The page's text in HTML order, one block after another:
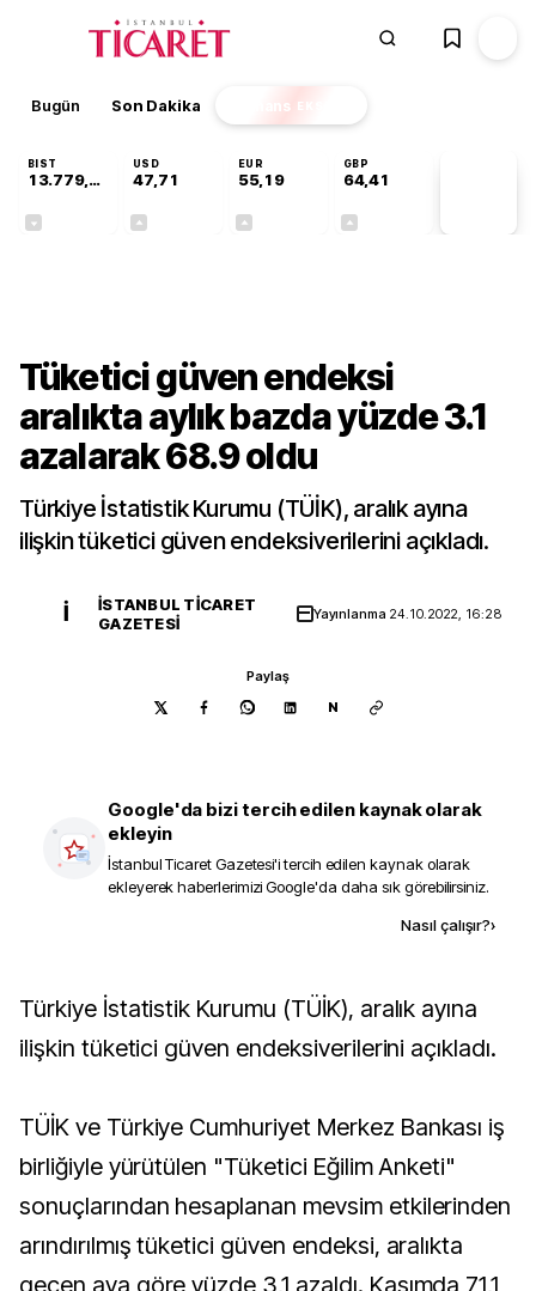
Bugün Son Dakika Finans EKSTRA
BIST
13.779,39
USD
47,71
EUR
55,19
GBP
64,41
Tüketici güven endeksi
aralıkta aylık bazda yüzde 3.1
azalarak 68.9 oldu
Türkiye İstatistik Kurumu (TÜİK), aralık ayına
ilişkin tüketici güven endeksiverilerini açıkladı.
İ
İSTANBUL TICARET
GAZETESI
Yayınlanma 24.10.2022, 16:28
Paylaş
N
Google'da bizi tercih edilen kaynak olarak
ekleyin
İstanbul Ticaret Gazetesi'i tercih edilen kaynak olarak
ekleyerek haberlerimizi Google'da daha sık görebilirsiniz.
Nasıl çalışır?›
Türkiye İstatistik Kurumu (TÜİK), aralık ayına
ilişkin tüketici güven endeksiverilerini açıkladı.
TÜİK ve Türkiye Cumhuriyet Merkez Bankası iş
birliğiyle yürütülen "Tüketici Eğilim Anketi"
sonuçlarından hesaplanan mevsim etkilerinden
arındırılmış tüketici güven endeksi, aralıkta
geçen aya göre yüzde 3,1 azaldı. Kasımda 71,1